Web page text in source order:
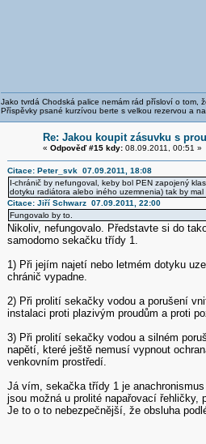
Jako tvrdá Chodská palice nemám rád přísloví o tom,
Příspěvky psané kurzívou berte s velkou rezervou a
Re: Jakou koupit zásuvku s
« Odpověď #15 kdy:08.09.2011, 00:51 »
Citace: Peter_svk 07.09.2011, 18:08
I-chránič by nefungoval, keby bol PEN zapojený
dotyku radiátora alebo iného uzemnenia) tak by
Citace: Jiří Schwarz 07.09.2011, 22:00
Fungovalo by to.
Nikoliv, nefungovalo. Představte si do
samodomo sekačku třídy 1.
1) Při jejím najetí nebo letmém dotyku
chránič vypadne.
2) Při prolití sekačky vodou a porušení
instalaci proti plazivým proudům a proti
3) Při prolití sekačky vodou a silném
napětí, které ještě nemusí vypnout
venkovním prostředí.
Já vím, sekačka třídy 1 je
jsou možná u prolité napařovací
Je to o to nebezpečnější, že obsluha